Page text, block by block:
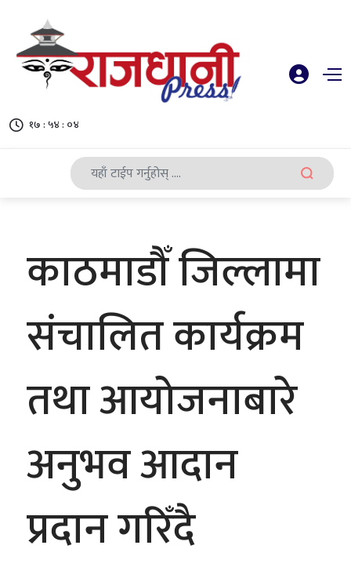
१७ : ५४ : ०४
काठमाडौँ जिल्लामा
संचालित कार्यक्रम
तथा आयोजनाबारे
अनुभव आदान
प्रदान गरिँदै